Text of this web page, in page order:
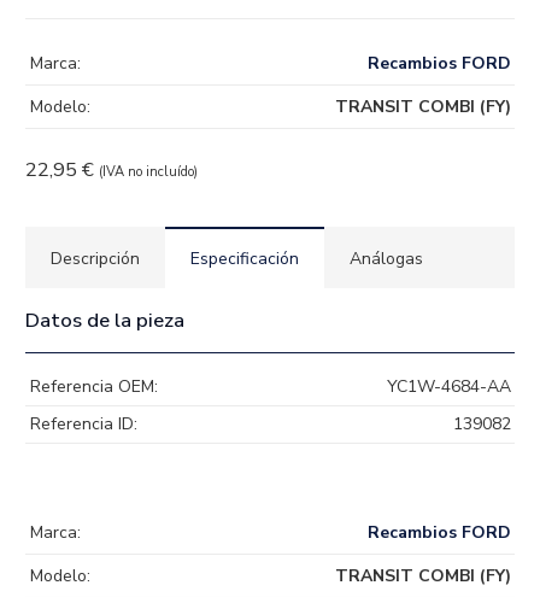
22,95 € (IVA no incluído)
Marca:
Recambios FORD
Modelo:
TRANSIT COMBI (FY)
Descripción Especificación Análogas
Datos de la pieza
Referencia OEM:
YC1W-4684-AA
Referencia ID:
139082
Marca:
Recambios FORD
Modelo:
TRANSIT COMBI (FY)